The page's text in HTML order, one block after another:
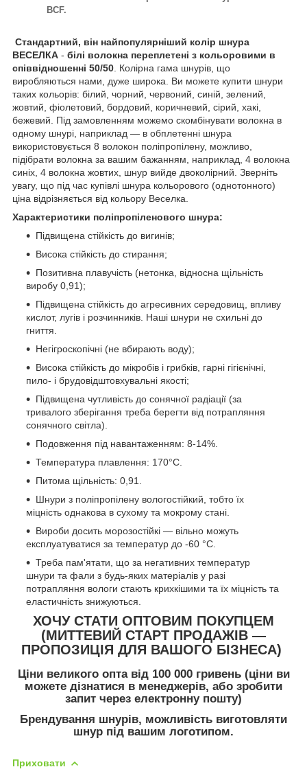
BCF.
Стандартний, він найпопулярніший колір шнура
ВЕСЕЛКА - білі волокна переплетені з кольоровими в
співвідношенні 50/50. Колірна гама шнурів, що
виробляються нами, дуже широка. Ви можете купити шнури
таких кольорів: білий, чорний, червоний, синій, зелений,
жовтий, фіолетовий, бордовий, коричневий, сірий, хакі,
бежевий. Під замовленням можемо скомбінувати волокна в
одному шнурі, наприклад — в обплетенні шнура
використовується 8 волокон поліпропілену, можливо,
підібрати волокна за вашим бажанням, наприклад, 4 волокна
синіх, 4 волокна жовтих, шнур вийде двоколірний. Зверніть
увагу, що під час купівлі шнура кольорового (однотонного)
ціна відрізняється від кольору Веселка.
Характеристики поліпропіленового шнура:
Підвищена стійкість до вигинів;
Висока стійкість до стирання;
Позитивна плавучість (нетонка, відносна щільність
виробу 0,91);
Підвищена стійкість до агресивних середовищ, впливу
кислот, лугів і розчинників. Наші шнури не схильні до
гниття.
Негігроскопічні (не вбирають воду);
Висока стійкість до мікробів і грибків, гарні гігієнічні,
пило- і брудовідштовхувальні якості;
Підвищена чутливість до сонячної радіації (за
тривалого зберігання треба берегти від потрапляння
сонячного світла).
Подовження під навантаженням: 8-14%.
Температура плавлення: 170°С.
Питома щільність: 0,91.
Шнури з поліпропілену вологостійкий, тобто їх
міцність однакова в сухому та мокрому стані.
Вироби досить морозостійкі — вільно можуть
експлуатуватися за температур до -60 °C.
Треба пам'ятати, що за негативних температур
шнури та фали з будь-яких матеріалів у разі
потрапляння вологи стають крихкішими та їх міцність та
еластичність знижуються.
ХОЧУ СТАТИ ОПТОВИМ ПОКУПЦЕМ
(МИТТЕВИЙ СТАРТ ПРОДАЖІВ —
ПРОПОЗИЦІЯ ДЛЯ ВАШОГО БІЗНЕСА)
Ціни великого опта від 100 000 гривень (ціни ви
можете дізнатися в менеджерів, або зробити
запит через електронну пошту)
Брендування шнурів, можливість виготовляти
шнур під вашим логотипом.
Приховати